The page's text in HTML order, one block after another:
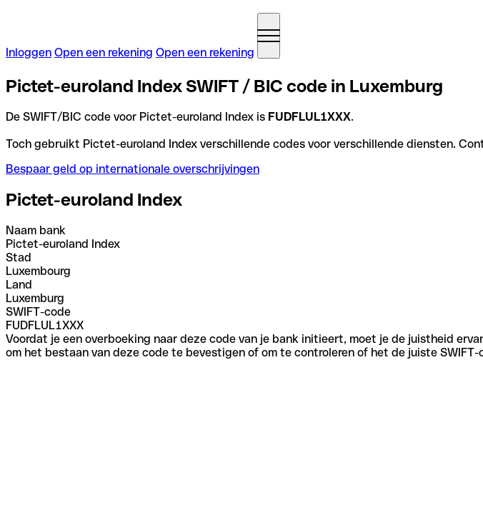
Inloggen Open een rekening Open een rekening
Pictet-euroland Index SWIFT / BIC code in Luxemburg
De SWIFT/BIC code voor Pictet-euroland Index is FUDFLUL1XXX.
Toch gebruikt Pictet-euroland Index verschillende codes voor verschillende diensten.
Bespaar geld op internationale overschrijvingen
Pictet-euroland Index
Naam bank
Pictet-euroland Index
Stad
Luxembourg
Land
Luxemburg
SWIFT-code
FUDFLUL1XXX
Voordat je een overboeking naar deze code van je bank initieert, moet je de juistheid
om het bestaan van deze code te bevestigen of om te controleren of het de juiste SWIFT-